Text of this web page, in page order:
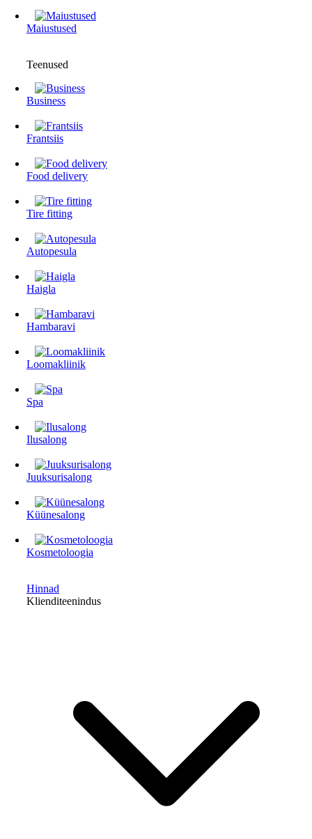
Maiustused
Teenused
Business
Frantsiis
Food delivery
Tire fitting
Autopesula
Haigla
Hambaravi
Loomakliinik
Spa
Ilusalong
Juuksurisalong
Küünesalong
Kosmetoloogia
Hinnad
Klienditeenindus